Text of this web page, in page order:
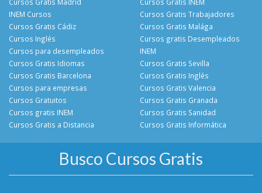
INEM Cursos
Cursos Gratis Cádiz
Cursos Gratis Trabajadores
Cursos Gratis Malága
Cursos Inglés
Cursos para desempleados
Cursos Gratis Idiomas
Cursos Gratis Barcelona
Cursos gratis Desempleados
INEM
Cursos Gratis Sevilla
Cursos Gratis Inglés
Cursos para empresas
Cursos Gratuitos
Cursos gratis INEM
Cursos Gratis a Distancia
Cursos Gratis Valencia
Cursos Gratis Granada
Cursos Gratis Sanidad
Cursos Gratis Informática
Busco Cursos Gratis